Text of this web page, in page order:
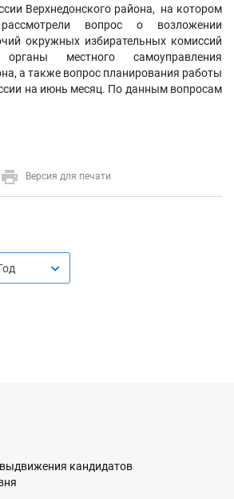
Верхнедонского района, на котором
вопрос о возложении
окружных избирательных комиссий
местного самоуправления
а также вопрос планирования работы
на июнь месяц. По данным вопросам
Версия для печати
кандидатов